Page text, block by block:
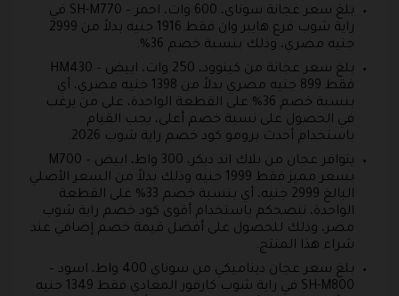
بلغ سعر عجانة سوناى، 600 وات، احمر – SH-M770 في
راية شوب فرع هايبر وان فقط 1916 جنيه بدلاً من 2999
جنيه مصري، وذلك بنسبة خصم 36%.
بلغ سعر عجانة من كينوود، 250 وات، ابيض – HM430
فقط 899 جنيه مصري بدلاً من 1398 جنيه مصري، أي
بنسبة خصم 36% على القطعة الواحدة، على من يرغب
في الحصول على نسبة خصم أعلى، يجب القيام
باستخدام أحدث برومو كود خصم راية شوب 2026.
يتوافر عجان من بلاك اند ديكر، 300 واط، ابيض – M700
بسعر مميز فقط 1999 جنيه وذلك بدلاً من السعر الأصلي
البالغ 2999 جنيه، أي بنسبة خصم 33% على القطعة
الواحدة، ننصحكم باستخدام أقوى كود خصم راية شوب
مصر، وذلك للحصول على أفضل قيمة خصم إضافي عند
شراء هذا المنتج.
بلغ سعر عجان ديناميكي من سوناي 400 واط، اسود –
SH-M800 في راية شوب كارفور المعادي فقط 1349 جنيه